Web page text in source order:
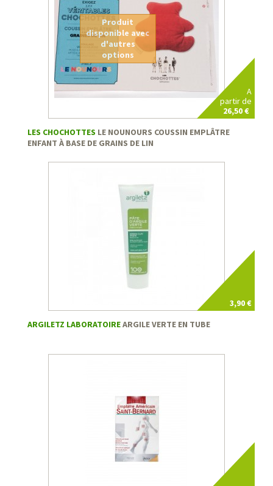
A
partir de
26,50 €
Produit
disponible avec
d'autres
options
LES CHOCHOTTES LE NOUNOURS COUSSIN EMPLÂTRE
ENFANT À BASE DE GRAINS DE LIN
3,90 €
ARGILETZ LABORATOIREARGILE VERTE EN TUBE